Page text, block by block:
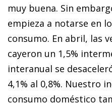
muy buena. Sin
empieza a notarse en
consumo. En abril, las
cayeron un 1,5%
interanual se
4,1% al 0,8%. Nuestro
consumo doméstico